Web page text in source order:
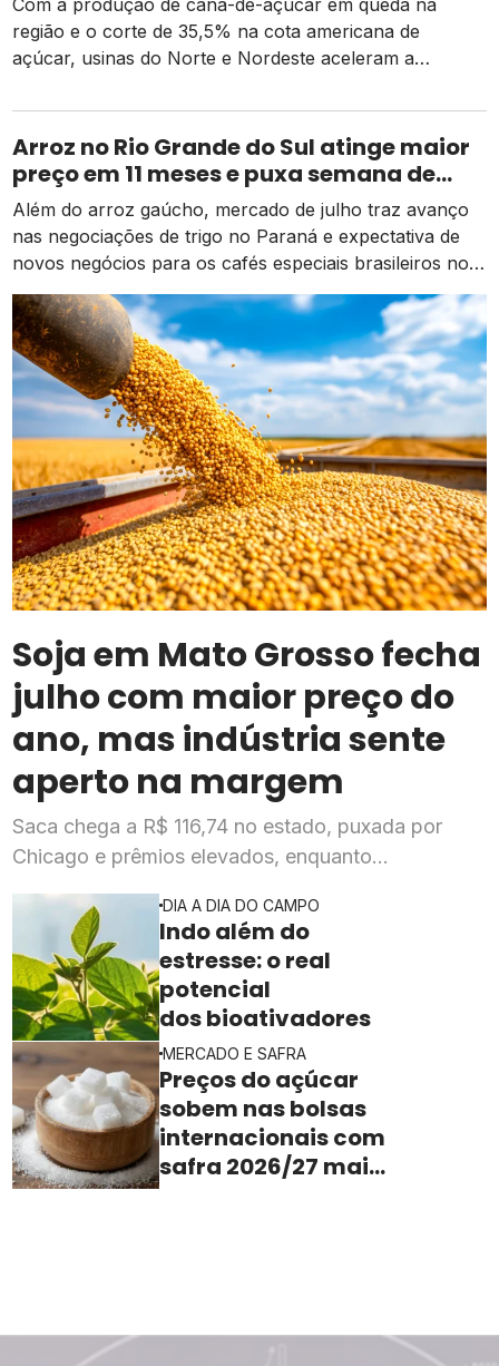
região e o corte de 35,5% na cota americana de
açúcar, usinas do Norte e Nordeste aceleram a
de receita e competitividade.
Arroz no Rio Grande do Sul atinge maior
preço em 11 meses e puxa semana de
valorização no campo
Além do arroz gaúcho, mercado de julho traz avanço
nas negociações de trigo no Paraná e expectativa de
novos negócios para os cafés especiais brasileiros no
exterior
Soja em Mato Grosso fecha
julho com maior preço do
ano, mas indústria sente
aperto na margem
Saca chega a R$ 116,74 no estado, puxada por
Chicago e prêmios elevados, enquanto
rentabilidade
DIA A DIA DO CAMPO
Indo além do
estresse: o real
potencial
dos bioativadores
MERCADO E SAFRA
Preços do açúcar
sobem nas bolsas
internacionais com
safra 2026/27 mais